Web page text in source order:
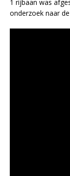
1 rijbaan was
onderzoek naar